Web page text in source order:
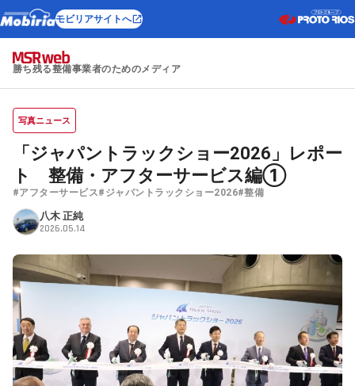
モビリアサイトへ
勝ち残る整備事業者のためのメディア
写真ニュース
「ジャパントラックショー2026」レポー
ト 整備・アフターサービス編①
#アフターサービス#ジャパントラックショー2026#整備
八木 正純
2026.05.14